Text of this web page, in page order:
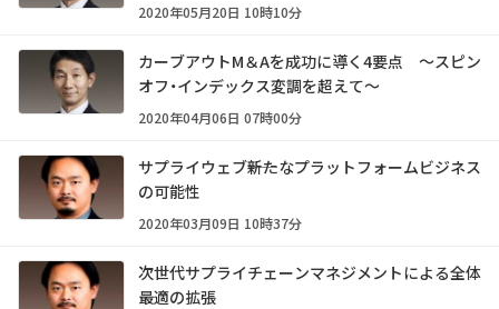
2020年05月20日 10時10分
カーブアウトM＆Aを成功に導く4要点 ～スピン
オフ・インデックス変調を超えて～
2020年04月06日 07時00分
サプライウェブ――新たなプラットフォームビジネス
の可能性
2020年03月09日 10時37分
次世代サプライチェーンマネジメントによる全体
最適の拡張